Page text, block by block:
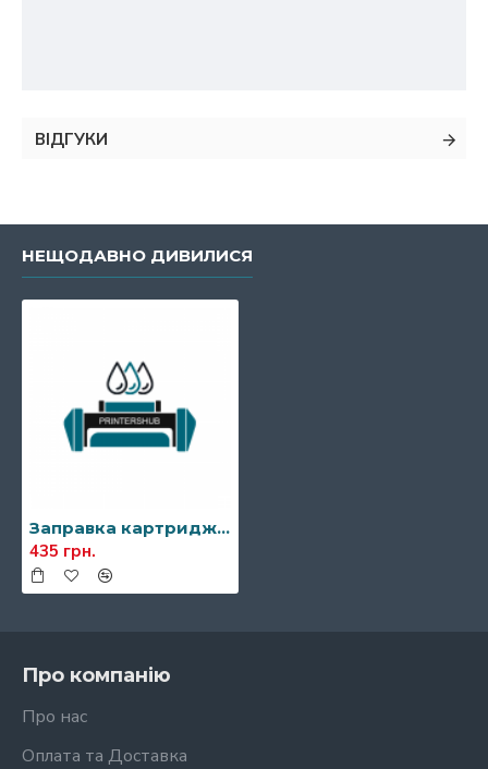
ВІДГУКИ
НЕЩОДАВНО ДИВИЛИСЯ
Заправка картриджа Xerox 013R00606
435 грн.
Про компанію
Про нас
Оплата та Доставка